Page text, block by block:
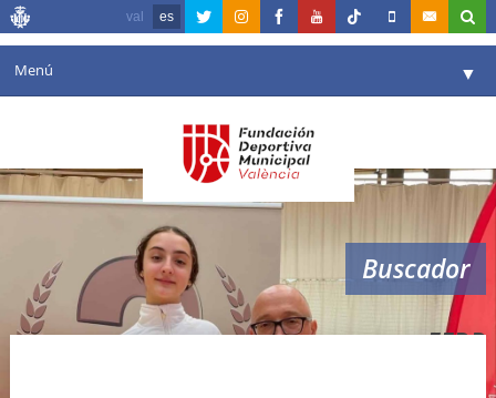
val es
Menú ▼
Agenda
▼
Comunicación ▼
Valencia en deporte
Buscador
EEDD